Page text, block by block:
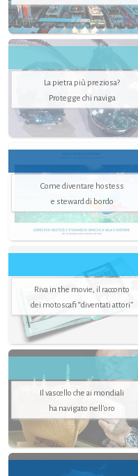
La pietra più preziosa?
Protegge chi naviga
Come diventare hostess
e steward di bordo
Riva in the movie, il racconto
dei motoscafi “diventati attori”
Il vascello che ai mondiali
ha navigato nell’oro